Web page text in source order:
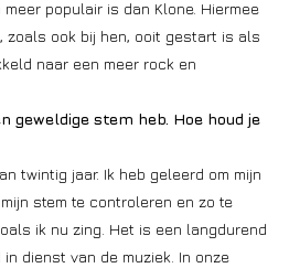
populair is dan Klone. Hiermee
zoals ook bij hen, ooit gestart is als
naar een meer rock en
geweldige stem heb. Hoe houd je
twintig jaar. Ik heb geleerd om mijn
stem te controleren en zo te
ik nu zing. Het is een langdurend
dienst van de muziek. In onze